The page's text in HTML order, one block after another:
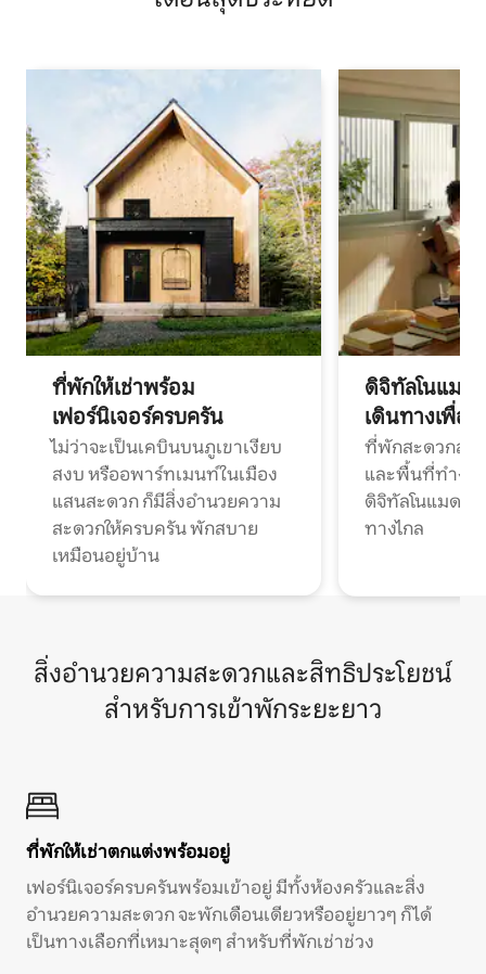
ที่พักให้เช่าพร้อม
เฟอร์นิเจอร์ครบครัน
ไม่ว่าจะเป็นเคบินบนภูเขาเงียบ
สงบ หรืออพาร์ทเมนท์ในเมือง
แสนสะดวก ก็มีสิ่งอำนวยความ
สะดวกให้ครบครัน พักสบาย
เหมือนอยู่บ้าน
ดิจิทัลโนแมด
เดินทางเพื่อ
ที่พักสะดวกสบ
และพื้นที่ทำงา
ดิจิทัลโนแมดแ
ทางไกล
สิ่งอำนวยความสะดวกและสิทธิประโยชน์
สำหรับการเข้าพักระยะยาว
ที่พักให้เช่าตกแต่งพร้อมอยู่
เฟอร์นิเจอร์ครบครันพร้อมเข้าอยู่ มีทั้งห้องครัวและสิ่ง
อำนวยความสะดวก จะพักเดือนเดียวหรืออยู่ยาวๆ ก็ได้
เป็นทางเลือกที่เหมาะสุดๆ สำหรับที่พักเช่าช่วง